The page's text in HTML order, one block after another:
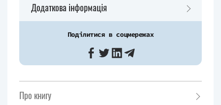
Додаткова інформація
Поділитися в соцмережах
Про книгу